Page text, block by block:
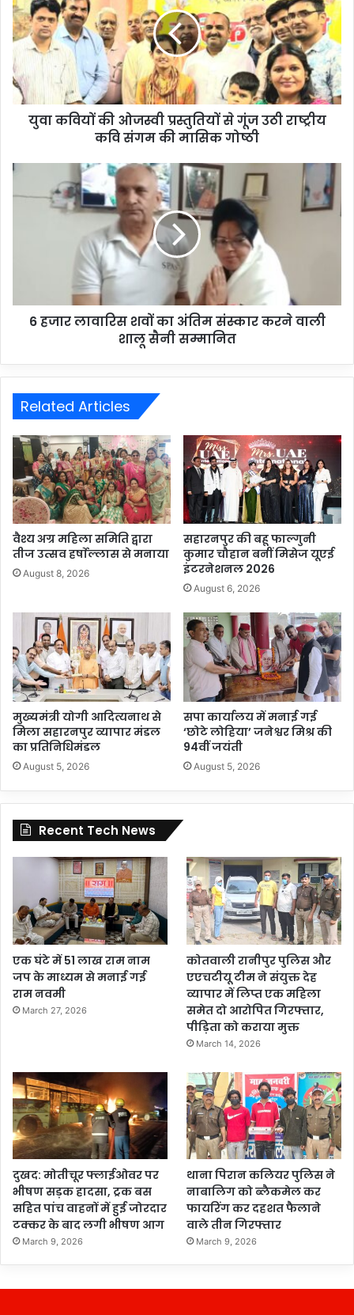
युवा कवियों की ओजस्वी प्रस्तुतियों से गूंज उठी राष्ट्रीय
कवि संगम की मासिक गोष्ठी
6 हजार लावारिस शवों का अंतिम संस्कार करने वाली
शालू सैनी सम्मानित
Related Articles
वैश्य अग्र महिला समिति द्वारा
तीज उत्सव हर्षाेल्लास से मनाया
August 8, 2026
सहारनपुर की बहू फाल्गुनी
कुमार चौहान बनीं मिसेज यूएई
इंटरनेशनल 2026
August 6, 2026
मुख्यमंत्री योगी आदित्यनाथ से
मिला सहारनपुर व्यापार मंडल
का प्रतिनिधिमंडल
August 5, 2026
सपा कार्यालय में मनाई गई
‘छोटे लोहिया’ जनेश्वर मिश्र की
94वीं जयंती
August 5, 2026
Recent Tech News
एक घंटे में 51 लाख राम नाम
जप के माध्यम से मनाई गई
राम नवमी
March 27, 2026
कोतवाली रानीपुर पुलिस और
एएचटीयू टीम ने संयुक्त देह
व्यापार में लिप्त एक महिला
समेत दो आरोपित गिरफ्तार,
पीड़िता को कराया मुक्त
March 14, 2026
दुखद: मोतीचूर फ्लाईओवर पर
भीषण सड़क हादसा, ट्रक बस
सहित पांच वाहनों में हुई जोरदार
टक्कर के बाद लगी भीषण आग
March 9, 2026
थाना पिरान कलियर पुलिस ने
नाबालिग को ब्लैकमेल कर
फायरिंग कर दहशत फैलाने
वाले तीन गिरफ्तार
March 9, 2026